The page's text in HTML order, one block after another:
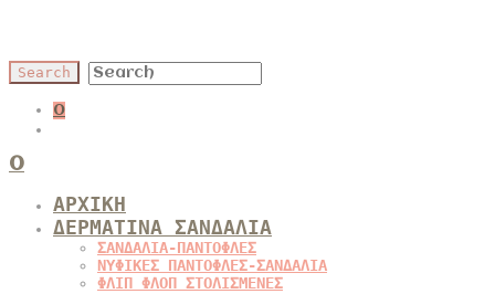
0
0
ΑΡΧΙΚΗ
ΔΕΡΜΑΤΙΝΑ ΣΑΝΔΑΛΙΑ
ΣΑΝΔΑΛΙΑ-ΠΑΝΤΟΦΛΕΣ
ΝΥΦΙΚΕΣ ΠΑΝΤΟΦΛΕΣ-ΣΑΝΔΑΛΙΑ
ΦΛΙΠ ΦΛΟΠ ΣΤΟΛΙΣΜΕΝΕΣ